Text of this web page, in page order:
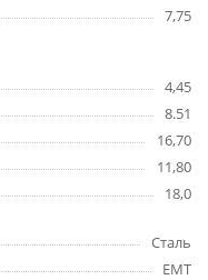
7,75
4,45
8.51
16,70
11,80
18,0
Сталь
EMT